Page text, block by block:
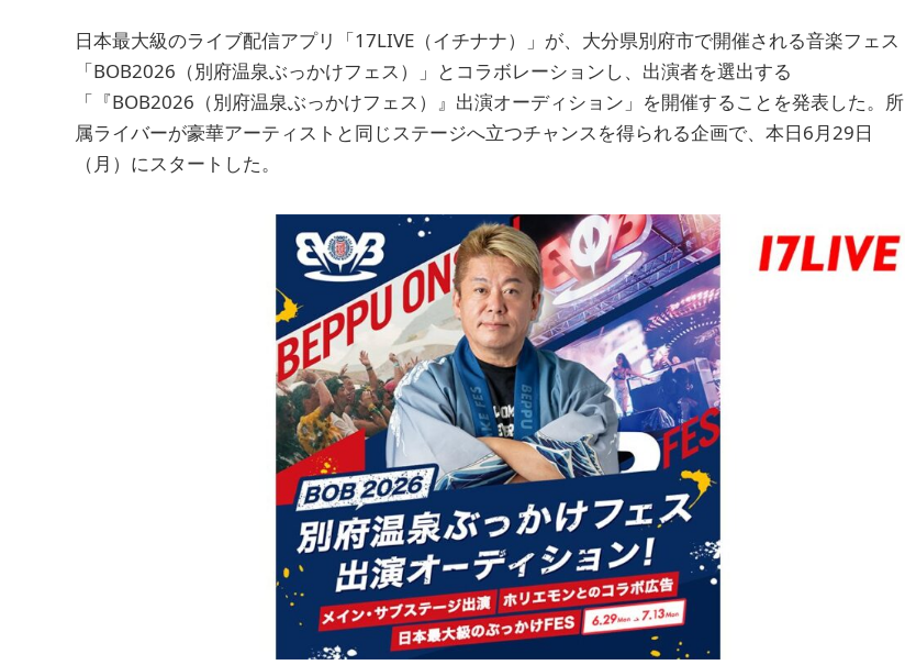
日本最大級のライブ配信アプリ「17LIVE（イチナナ）」が、大分県別府市で開催される音楽フェス
「BOB2026（別府温泉ぶっかけフェス）」とコラボレーションし、出演者を選出する
「『BOB2026（別府温泉ぶっかけフェス）』出演オーディション」を開催することを発表した。所
属ライバーが豪華アーティストと同じステージへ立つチャンスを得られる企画で、本日6月29日
（月）にスタートした。